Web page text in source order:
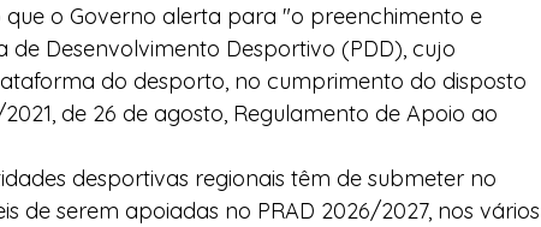
que o Governo alerta para "o preenchimento e
Desenvolvimento Desportivo (PDD), cujo
do desporto, no cumprimento do disposto
de 26 de agosto, Regulamento de Apoio ao
desportivas regionais têm de submeter no
de serem apoiadas no PRAD 2026/2027, nos vários